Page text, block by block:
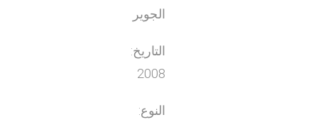
الجوير
التاريخ:
2008
النوع: